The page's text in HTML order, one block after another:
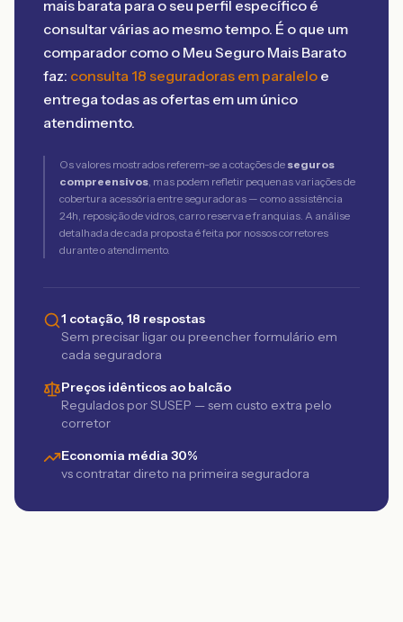
mais barata para o seu perfil específico é
consultar várias ao mesmo tempo. É o que um
comparador como o Meu Seguro Mais Barato
faz: consulta 18 seguradoras em paralelo e
entrega todas as ofertas em um único
atendimento.
Os valores mostrados referem-se a cotações de seguros
compreensivos, mas podem refletir pequenas variações de
cobertura acessória entre seguradoras — como assistência
24h, reposição de vidros, carro reserva e franquias. A análise
detalhada de cada proposta é feita por nossos corretores
durante o atendimento.
1 cotação, 18 respostas
Sem precisar ligar ou preencher formulário em
cada seguradora
Preços idênticos ao balcão
Regulados por SUSEP — sem custo extra pelo
corretor
Economia média 30%
vs contratar direto na primeira seguradora